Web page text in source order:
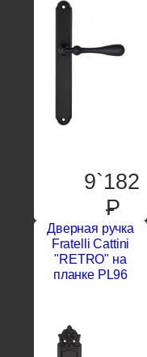
9`182
P
Дверная ручка
Fratelli Cattini
"RETRO" на
планке PL96